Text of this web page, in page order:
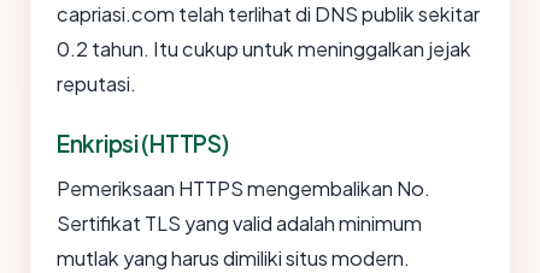
capriasi.com telah terlihat di DNS publik sekitar
0.2 tahun. Itu cukup untuk meninggalkan jejak
reputasi.
Enkripsi (HTTPS)
Pemeriksaan HTTPS mengembalikan No.
Sertifikat TLS yang valid adalah minimum
mutlak yang harus dimiliki situs modern.